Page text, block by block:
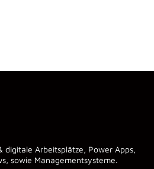
digitale Arbeitsplätze, Power Apps,
sowie Managementsysteme.